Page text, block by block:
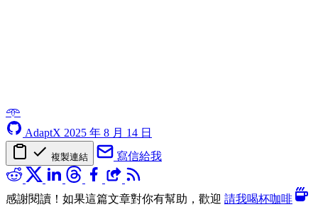
𖥸
AdaptX 2025 年 8 月 14 日
複製連結 寫信給我
感謝閱讀！如果這篇文章對你有幫助，歡迎 請我喝杯咖啡